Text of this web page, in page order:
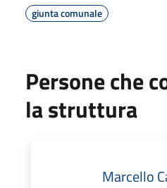
giunta comunale
Persone che
la struttura
Marcello